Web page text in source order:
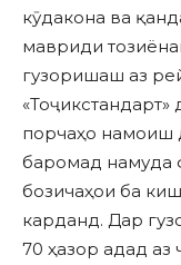
кӯдакона ва
мавриди
гузоришаш аз
порчаҳо намоиш
баромад намуда
бозичаҳои ба
карданд. Дар
70 ҳазор адад аз